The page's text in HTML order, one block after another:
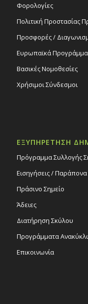
Φορολογίες
Πολιτική Προστασίας
Προσφορές /
Ευρωπαϊκά
Βασικές Νομοθεσίες
Χρήσιμοι Σύνδεσμοι
ΕΞΥΠΗΡΕΤΗΣΗ
Πρόγραμμα Συλλογής
Εισηγήσεις /
Πράσινο Σημείο
Άδειες
Διατήρηση Σκύλου
Προγράμματα
Επικοινωνία